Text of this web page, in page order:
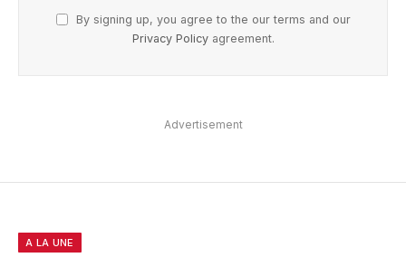
By signing up, you agree to the our terms and our
Privacy Policyagreement.
Advertisement
A LA UNE